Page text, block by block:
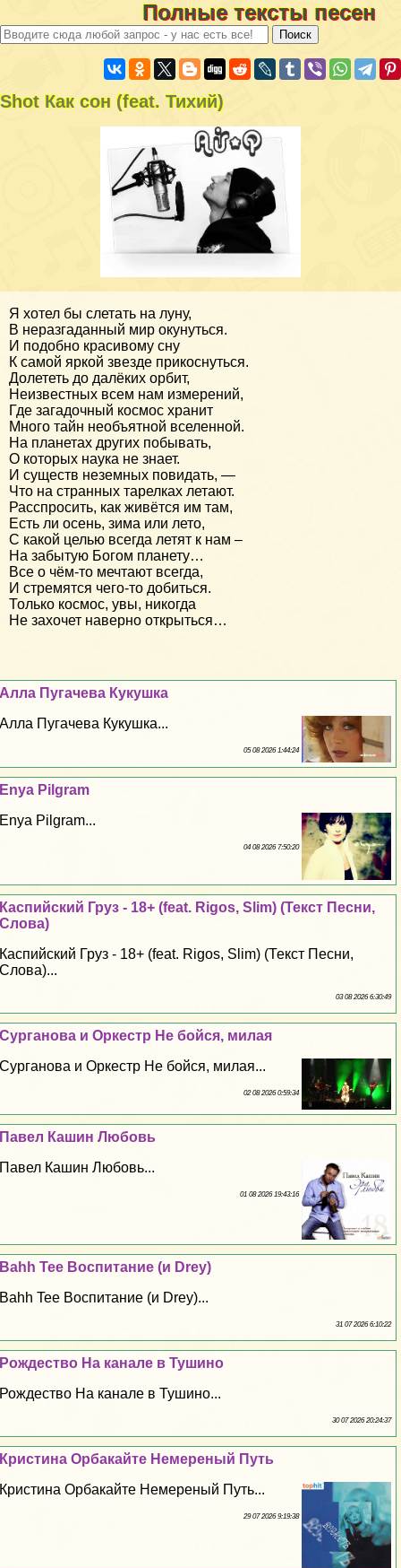
Полные тексты песен
Shot Как сон (feat. Тихий)
Я хотел бы слетать на луну,
В неразгаданный мир окунуться.
И подобно красивому сну
К самой яркой звезде прикоснуться.
Долететь до далёких орбит,
Неизвестных всем нам измерений,
Где загадочный космос хранит
Много тайн необъятной вселенной.
На планетах других побывать,
О которых наука не знает.
И существ неземных повидать, —
Что на странных тарелках летают.
Расспросить, как живётся им там,
Есть ли осень, зима или лето,
С какой целью всегда летят к нам –
На забытую Богом планету…
Все о чём-то мечтают всегда,
И стремятся чего-то добиться.
Только космос, увы, никогда
Не захочет наверно открыться…
Алла Пугачева Кукушка
Алла Пугачева Кукушка...
05 08 2026 1:44:24
Enya Pilgram
Enya Pilgram...
04 08 2026 7:50:20
Каспийский Груз - 18+ (feat. Rigos, Slim) (Текст Песни,
Слова)
Каспийский Груз - 18+ (feat. Rigos, Slim) (Текст Песни,
Слова)...
03 08 2026 6:30:49
Сурганова и Оркестр Не бойся, милая
Сурганова и Оркестр Не бойся, милая...
02 08 2026 0:59:34
Павел Кашин Любовь
Павел Кашин Любовь...
01 08 2026 19:43:16
Bahh Tee Воспитание (и Drey)
Bahh Tee Воспитание (и Drey)...
31 07 2026 6:10:22
Рождество На канале в Тушино
Рождество На канале в Тушино...
30 07 2026 20:24:37
Кристина Орбакайте Немереный Путь
Кристина Орбакайте Немереный Путь...
29 07 2026 9:19:38